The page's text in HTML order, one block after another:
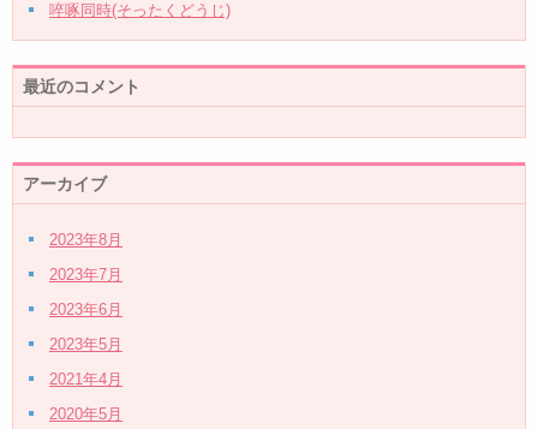
啐啄同時(そったくどうじ)
最近のコメント
アーカイブ
2023年8月
2023年7月
2023年6月
2023年5月
2021年4月
2020年5月